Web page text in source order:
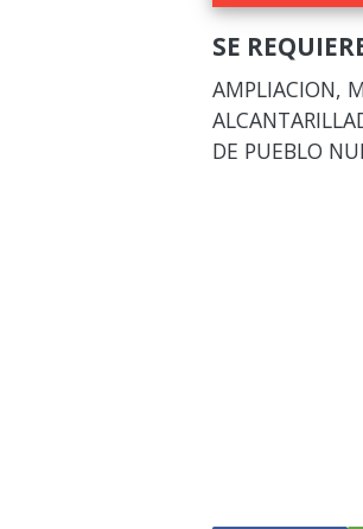
SE
AMPLIACION,
DE PUEBLO